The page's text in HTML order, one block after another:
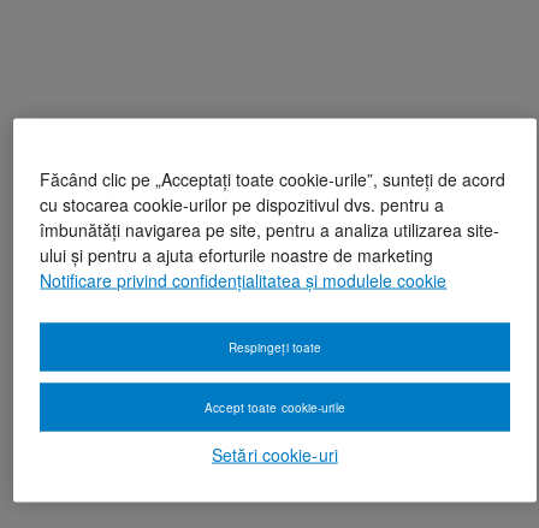
Făcând clic pe „Acceptați toate cookie-urile”, sunteți de acord
cu stocarea cookie-urilor pe dispozitivul dvs. pentru a
îmbunătăți navigarea pe site, pentru a analiza utilizarea site-
ului și pentru a ajuta eforturile noastre de marketing
Notificare privind confidențialitatea și modulele cookie
Setări cookie-uri
Respingeți toate
Accept toate cookie-urile